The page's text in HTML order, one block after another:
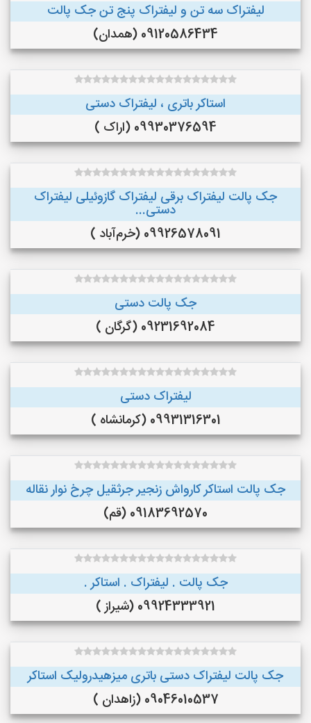
لیفتراک سه تن و لیفتراک پنج تن جک پالت
09120586434 (همدان)
استاکر باتری ، لیفتراک دستی
09930376594 (اراک )
جک پالت لیفتراک برقی لیفتراک گازوئیلی لیفتراک
دستی...
09926578091 (خرم‌آباد )
جک پالت دستی
09231692084 (گرگان )
لیفتراک دستی
09931316301 (کرمانشاه )
جک پالت استاکر کارواش زنجیر جرثقیل چرخ نوار نقاله
09183692570 (قم)
جک پالت . لیفتراک . استاکر .
09924333921 (شیراز )
جک پالت لیفتراک دستی باتری میزهیدرولیک استاکر
09046010537 (زاهدان )